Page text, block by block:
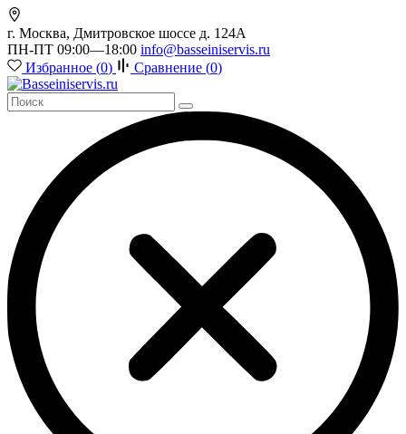
г. Москва, Дмитровское шоссе д. 124А
ПН-ПТ 09:00—18:00 info@basseiniservis.ru
Избранное (0) Сравнение (0)